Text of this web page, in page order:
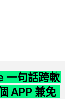
一句話跨軟
APP 兼免